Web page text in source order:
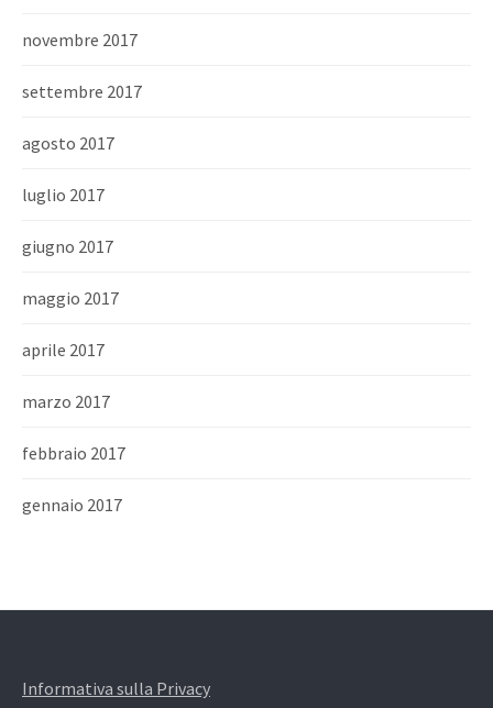
novembre 2017
settembre 2017
agosto 2017
luglio 2017
giugno 2017
maggio 2017
aprile 2017
marzo 2017
febbraio 2017
gennaio 2017
Informativa sulla Privacy